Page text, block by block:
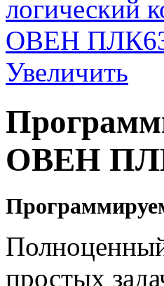
Увеличить
ОВЕН
простых